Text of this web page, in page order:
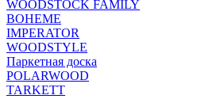
WOODSTOCK FAMILY
BOHEME
IMPERATOR
WOODSTYLE
Паркетная доска
POLARWOOD
TARKETT